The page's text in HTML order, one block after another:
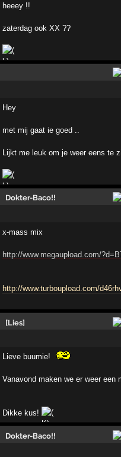
heeey !!
zaterdag ook XX ??
Hey
met mij gaat ie goed ..
Lijkt me leuk om je weer eens te
Dokter-Baco!!
x-mass mix
http://www.megaupload.com/
http://www.turboupload.com/
[Lies]
Lieve buumie!
Vanavond maken we er weer een
Dikke kus!
Dokter-Baco!!